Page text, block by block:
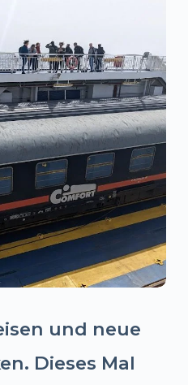
und neue
Dieses Mal